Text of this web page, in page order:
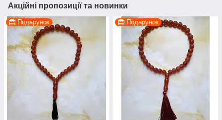
Акційні пропозиції та новинки
Подарунок Подарунок